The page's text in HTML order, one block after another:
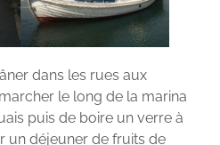
dans les rues aux
le long de la marina
puis de boire un verre à
un déjeuner de fruits de